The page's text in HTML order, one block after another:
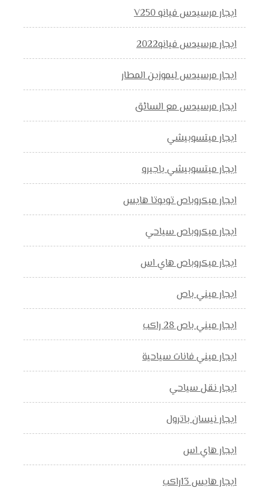
ايجار مرسيدس فيانو V250
ايجار مرسيدس فيانو2022
ايجار مرسيدس ليموزين المطار
ايجار مرسيدس مع السائق
ايجار ميتسوبيشي
ايجار ميتسوبيشي باجيرو
ايجار ميكروباص تويوتا هايس
ايجار ميكروباص سياحي
ايجار ميكروباص هاي اس
ايجار ميني باص
ايجار ميني باص 28 راكب
ايجار ميني فانات سياحية
ايجار نقل سياحي
ايجار نيسان باترول
ايجار هاي اس
ايجار هايس 13راكب